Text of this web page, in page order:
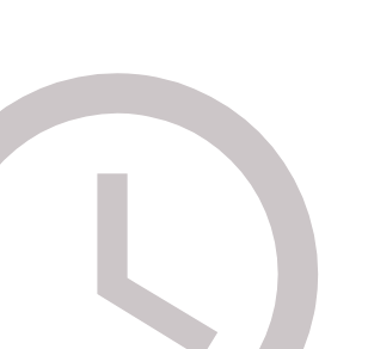
é um estabelecimento que, sob a
da sua proprietária, a “Fundação”,
social que funciona basicamente
e proporciona aos seus utentes
cuidados básicos de saúde, bem
lúdicas e culturais.
princípios de funcionamento da
do utente de continuar a tomar
sua vida;